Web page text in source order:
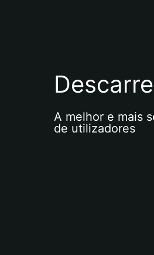
A melhor e mais
de utilizadores